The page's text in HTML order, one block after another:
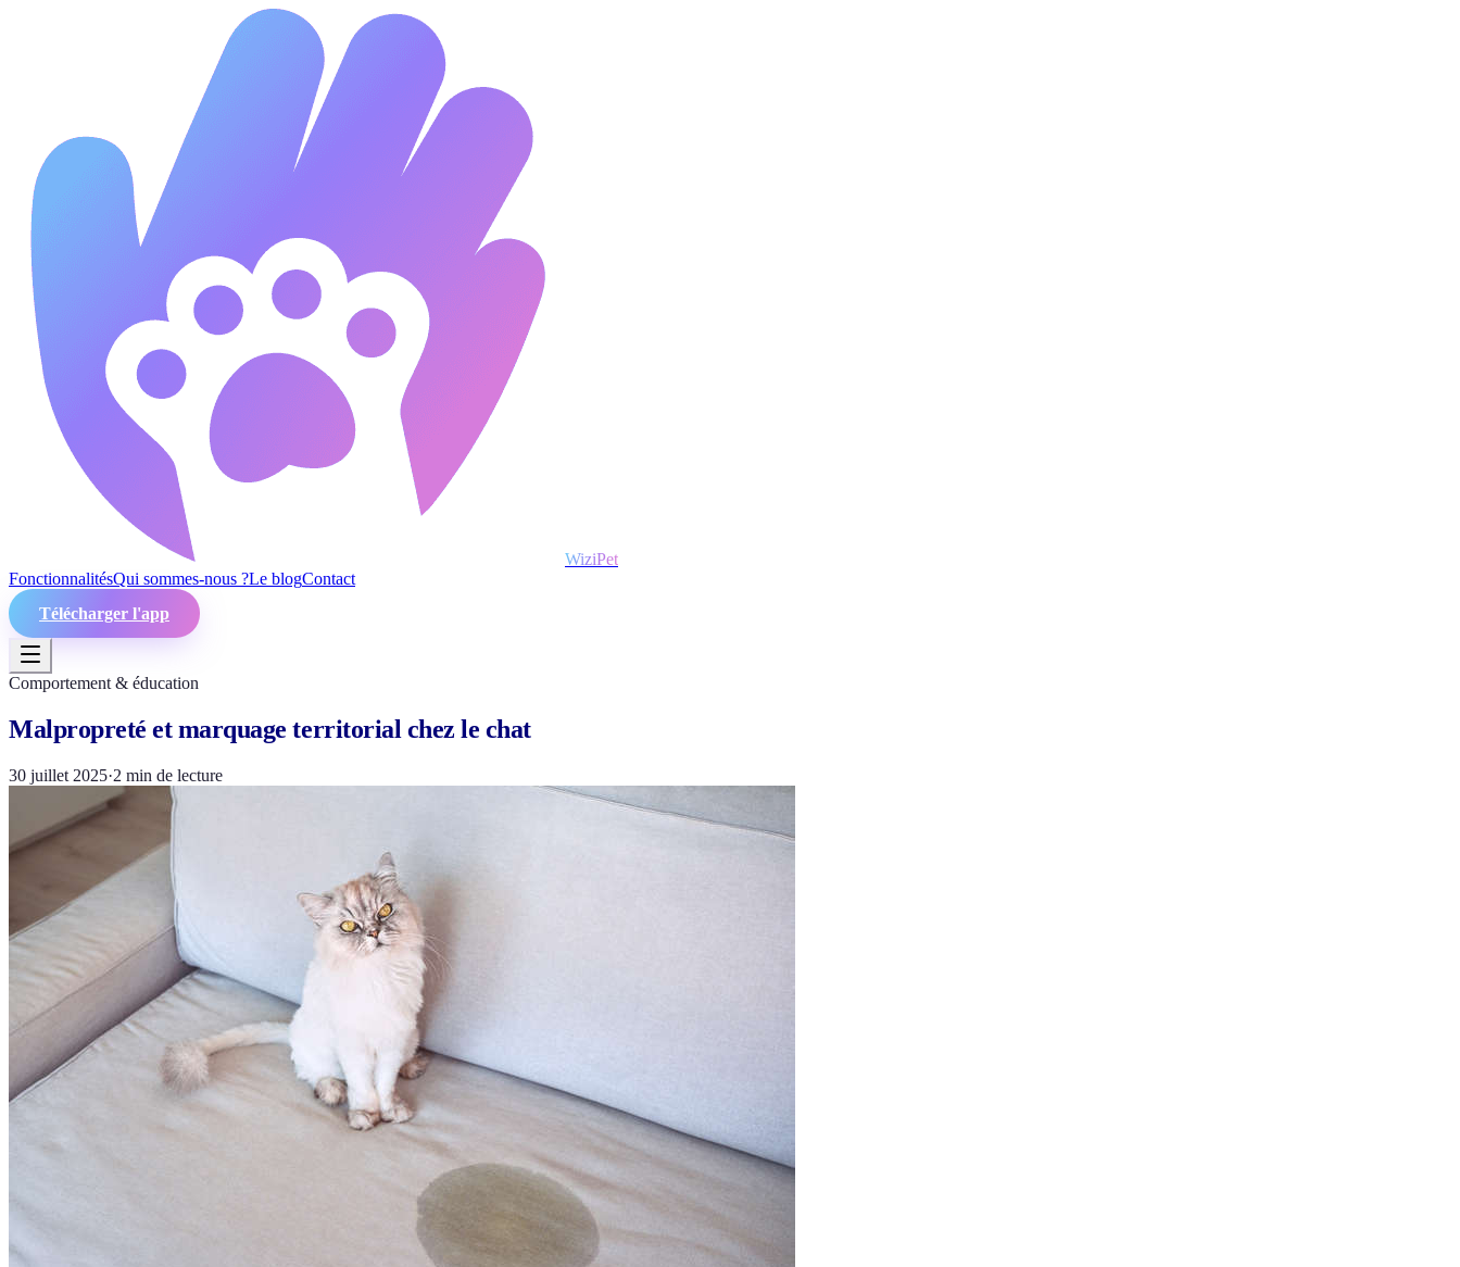
WiziPet
FonctionnalitésQui sommes-nous ?Le blogContact
Télécharger l'app
Comportement & éducation
Malpropreté et marquage territorial chez le chat
30 juillet 2025·2 min de lecture